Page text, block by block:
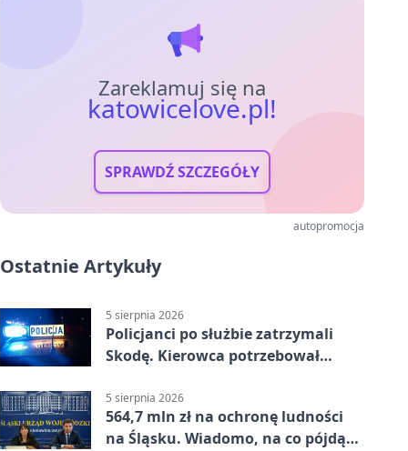
Zareklamuj się na
katowicelove.pl!
SPRAWDŹ SZCZEGÓŁY
autopromocja
Ostatnie Artykuły
5 sierpnia 2026
Policjanci po służbie zatrzymali
Skodę. Kierowca potrzebował
5 sierpnia 2026
564,7 mln zł na ochronę ludności
na Śląsku. Wiadomo, na co pójdą